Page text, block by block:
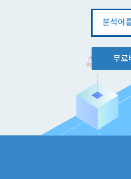
석
창
무료